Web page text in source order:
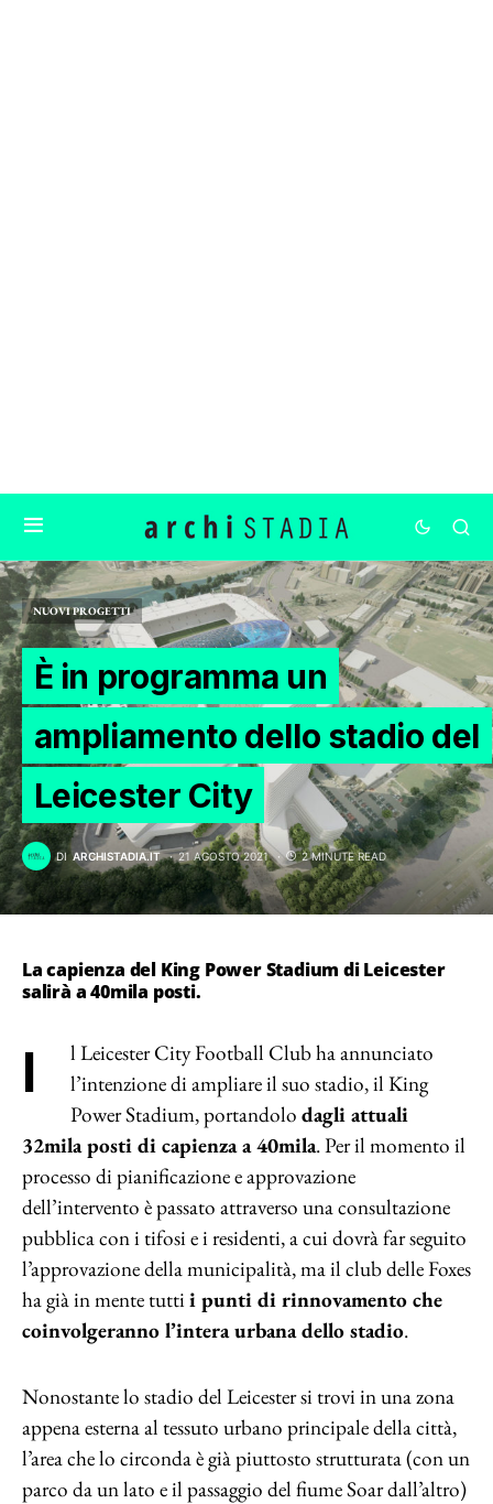
NUOVI PROGETTI
È in programma un
ampliamento dello stadio del
Leicester City
DI ARCHISTADIA.IT 21 AGOSTO 2021 2 MINUTE READ
La capienza del King Power Stadium di Leicester
salirà a 40mila posti.
Il Leicester City Football Club ha annunciato
l’intenzione di ampliare il suo stadio, il King
Power Stadium, portandolodagli attuali
32mila posti di capienza a 40mila. Per il momento il
processo di pianificazione e approvazione
dell’intervento è passato attraverso una consultazione
pubblica con i tifosi e i residenti, a cui dovrà far seguito
l’approvazione della municipalità, ma il club delle Foxes
ha già in mente tuttii punti di rinnovamento che
coinvolgeranno l’intera urbana dello stadio.
Nonostante lo stadio del Leicester si trovi in una zona
appena esterna al tessuto urbano principale della città,
l’area che lo circonda è già piuttosto strutturata (con un
parco da un lato e il passaggio del fiume Soar dall’altro)